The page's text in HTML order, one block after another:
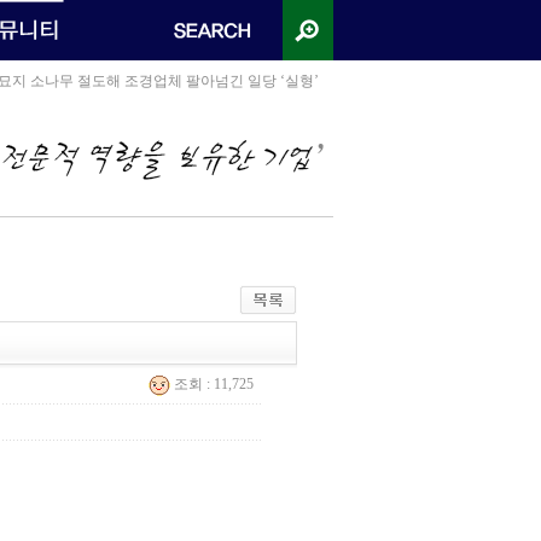
소나무 절도해 조경업체 팔아넘긴 일당 ‘실형’
조회 : 11,725